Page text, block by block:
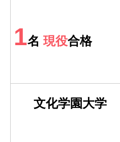
1名 現役合格
文化学園大学